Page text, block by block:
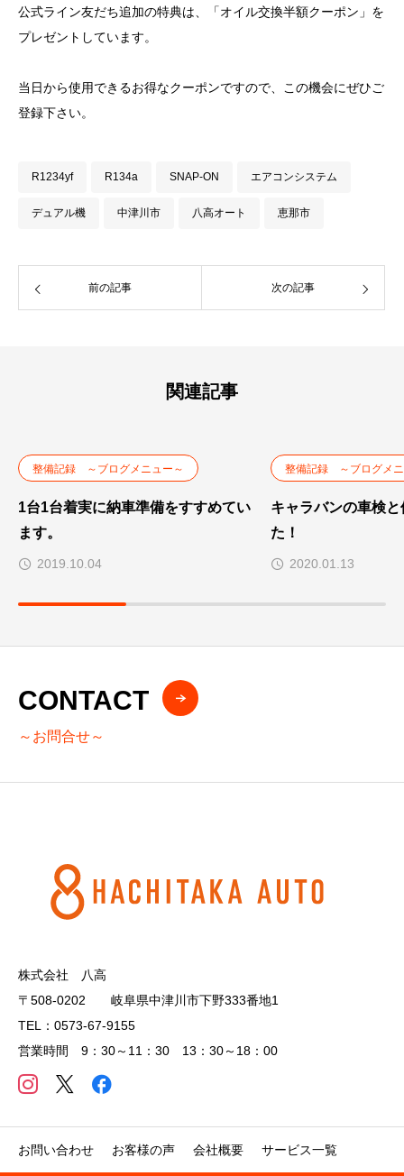
公式ライン友だち追加の特典は、「オイル交換半額クーポン」を
プレゼントしています。
当日から使用できるお得なクーポンですので、この機会にぜひご
登録下さい。
R1234yf R134a SNAP-ON エアコンシステム
デュアル機 中津川市 八高オート 恵那市
前の記事 次の記事
関連記事
整備記録 ～ブログメニュー～
1台1台着実に納車準備をすすめてい
ます。
2019.10.04
整備記録 ～ブログメ
キャラバンの車検
た！
2020.01.13
CONTACT
～お問合せ～
株式会社 八高
〒508-0202 岐阜県中津川市下野333番地1
TEL：0573-67-9155
営業時間 9：30～11：30 13：30～18：00
お問い合わせ お客様の声 会社概要 サービス一覧